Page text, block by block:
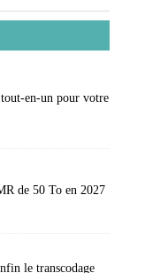
en-un pour votre
de 50 To en 2027
le transcodage